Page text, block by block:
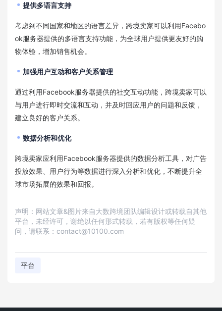
提供多语言支持
考虑到不同国家和地区的语言差异，跨境卖家可以利用Facebo
ok服务器提供的多语言支持功能，为全球用户提供更友好的购
物体验，增加销售机会。
加强用户互动和客户关系管理
通过利用Facebook服务器提供的社交互动功能，跨境卖家可以
与用户进行即时交流和互动，并及时回应用户的问题和反馈，
建立良好的客户关系。
数据分析和优化
跨境卖家应利用Facebook服务器提供的数据分析工具，对广告
投放效果、用户行为等数据进行深入分析和优化，不断提升全
球市场拓展的效果和回报。
声明：网站文章&图片来自大数跨境团队编辑设计或转载自其他
平台，未经许可，谢绝以任何形式转载，若有版权等任何疑
问，请联系：contact@10100.com
平台